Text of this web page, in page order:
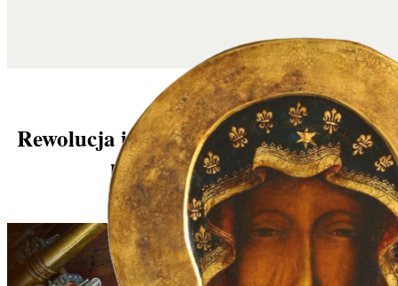
Rewolucja i Kontrrewolucja – książka,
która otwiera oczy